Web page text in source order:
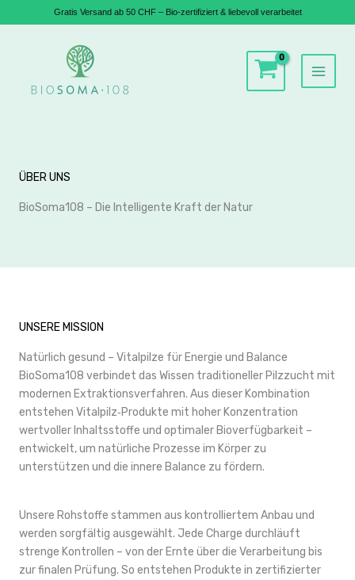
Gratis Versand ab 50 CHF – Bio-zertifiziert & liebevoll verarbeitet
ÜBER UNS
BioSoma108 – Die Intelligente Kraft der Natur
UNSERE MISSION
Natürlich gesund – Vitalpilze für Energie und Balance
BioSoma108 verbindet das Wissen traditioneller Pilzzucht mit
modernen Extraktionsverfahren. Aus dieser Kombination
entstehen Vitalpilz‑Produkte mit hoher Konzentration
wertvoller Inhaltsstoffe und optimaler Bioverfügbarkeit –
entwickelt, um natürliche Prozesse im Körper zu
unterstützen und die innere Balance zu fördern.
Unsere Rohstoffe stammen aus kontrolliertem Anbau und
werden sorgfältig ausgewählt. Jede Charge durchläuft
strenge Kontrollen – von der Ernte über die Verarbeitung bis
zur finalen Prüfung. So entstehen Produkte in zertifizierter